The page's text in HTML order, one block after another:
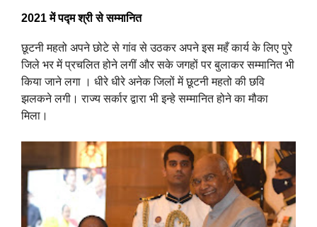
2021 में पद्म श्री से सम्मानित
छूटनी महतो अपने छोटे से गांव से उठकर अपने इस महँ कार्य के लिए पुरे
जिले भर में प्रचलित होने लगीं और सके जगहों पर बुलाकर सम्मानित भी
किया जाने लगा । धीरे धीरे अनेक जिलों में छूटनी महतो की छवि
झलकने लगी। राज्य सर्कार द्वारा भी इन्हे सम्मानित होने का मौका
मिला।